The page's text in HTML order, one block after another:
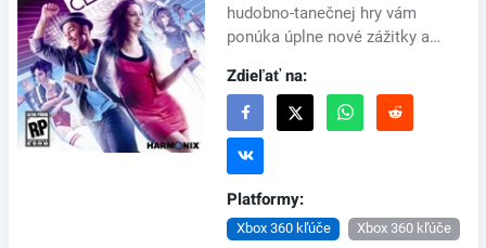
hudobno-tanečnej hry vám
ponúka úplne nové zážitky a
naraz. Do repertoáru pribudli
desiatky nových tane...
Zdieľať na:
Platformy:
Xbox 360 kľúče Xbox 360 kľúče